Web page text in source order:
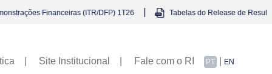
(ITR/DFP) 1T26 | Tabelas do Release de Resultados (Excel)
Site Institucional Fale com o RI PT EN